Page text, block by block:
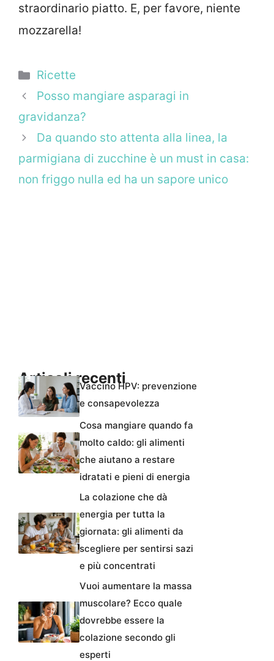
straordinario piatto. E, per favore, niente
mozzarella!
Categorie
Ricette
Posso mangiare asparagi in
gravidanza?
Da quando sto attenta alla linea, la
parmigiana di zucchine è un must in casa:
non friggo nulla ed ha un sapore unico
Articoli recentiVaccino HPV: prevenzione
e consapevolezza
Cosa mangiare quando fa
molto caldo: gli alimenti
che aiutano a restare
idratati e pieni di energia
La colazione che dà
energia per tutta la
giornata: gli alimenti da
scegliere per sentirsi sazi
e più concentrati
Vuoi aumentare la massa
muscolare? Ecco quale
dovrebbe essere la
colazione secondo gli
esperti